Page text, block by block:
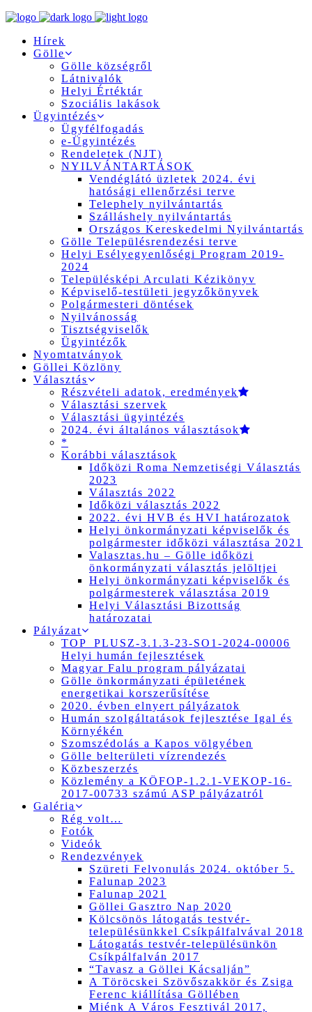
Hírek
Gölle
Gölle községről
Látnivalók
Helyi Értéktár
Szociális lakások
Ügyintézés
Ügyfélfogadás
e-Ügyintézés
Rendeletek (NJT)
NYILVÁNTARTÁSOK
Vendéglátó üzletek 2024. évi
hatósági ellenőrzési terve
Telephely nyilvántartás
Szálláshely nyilvántartás
Országos Kereskedelmi Nyilvántartás
Gölle Településrendezési terve
Helyi Esélyegyenlőségi Program 2019-
2024
Településképi Arculati Kézikönyv
Képviselő-testületi jegyzőkönyvek
Polgármesteri döntések
Nyilvánosság
Tisztségviselők
Ügyintézők
Nyomtatványok
Göllei Közlöny
Választás
Részvételi adatok, eredmények
Választási szervek
Választási ügyintézés
2024. évi általános választások
*
Korábbi választások
Időközi Roma Nemzetiségi Választás
2023
Választás 2022
Időközi választás 2022
2022. évi HVB és HVI határozatok
Helyi önkormányzati képviselők és
polgármester időközi választása 2021
Valasztas.hu – Gölle időközi
önkormányzati választás jelöltjei
Helyi önkormányzati képviselők és
polgármesterek választása 2019
Helyi Választási Bizottság
határozatai
Pályázat
TOP_PLUSZ-3.1.3-23-SO1-2024-00006
Helyi humán fejlesztések
Magyar Falu program pályázatai
Gölle önkormányzati épületének
energetikai korszerűsítése
2020. évben elnyert pályázatok
Humán szolgáltatások fejlesztése Igal és
Környékén
Szomszédolás a Kapos völgyében
Gölle belterületi vízrendezés
Közbeszerzés
Közlemény a KÖFOP-1.2.1-VEKOP-16-
2017-00733 számú ASP pályázatról
Galéria
Rég volt…
Fotók
Videók
Rendezvények
Szüreti Felvonulás 2024. október 5.
Falunap 2023
Falunap 2021
Göllei Gasztro Nap 2020
Kölcsönös látogatás testvér-
településünkkel Csíkpálfalvával 2018
Látogatás testvér-településünkön
Csíkpálfalván 2017
“Tavasz a Göllei Kácsalján”
A Töröcskei Szövőszakkör és Zsiga
Ferenc kiállítása Göllében
Miénk A Város Fesztivál 2017,